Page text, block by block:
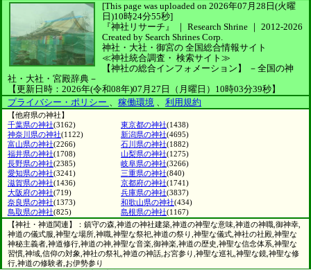
[This page was uploaded on 2026年07月28日(火曜
日)10時24分55秒]
『神社リサーチ』 ｜ Research Shrine ｜ 2012-2026
Created by Search Shrines Corp.
神社・大社・御宮の 全国総合情報サイト
≪神社統合調査・ 検索サイト≫
【神社の総合インフォメーション】
－全国の神
社・大社・宮殿辞典－
【更新日時：2026年(令和08年)07月27日（月曜日）10時03分39秒】
プライバシー・ポリシー 、 稼働環境 、 利用規約
【他府県の神社】
千葉県の神社(3162) 東京都の神社(1438)
神奈川県の神社(1122) 新潟県の神社(4695)
富山県の神社(2266) 石川県の神社(1882)
福井県の神社(1708) 山梨県の神社(1275)
長野県の神社(2385) 岐阜県の神社(3266)
愛知県の神社(3241) 三重県の神社(840)
滋賀県の神社(1436) 京都府の神社(1741)
大阪府の神社(719) 兵庫県の神社(3837)
奈良県の神社(1373) 和歌山県の神社(434)
鳥取県の神社(825) 島根県の神社(1167)
【神社・神道関連】：鎮守の森,神道の神社建築,神道の神聖な意味,神道の神職,御神幸,
神道の儀式服,神聖な場所,神職,神聖な祭祀,神道の祭り,神聖な儀式,神社の社殿,神聖な
神秘主義者,神道修行,神道の神,神聖な音楽,御神楽,神道の歴史,神聖な信念体系,神聖な
習慣,神域,信仰の対象,神社の祭礼,神道の神話,お宮参り,神聖な巡礼,神聖な鏡,神聖な修
行,神道の修験者,お伊勢参り